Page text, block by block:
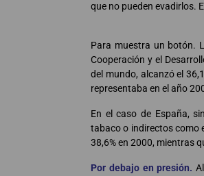
que no pueden evadirlos.
Para muestra un botón.
Cooperación y el
del mundo, alcanzó el
representaba en el año
En el caso de España,
tabaco o indirectos como
38,6% en 2000, mientras
Por debajo en presión.